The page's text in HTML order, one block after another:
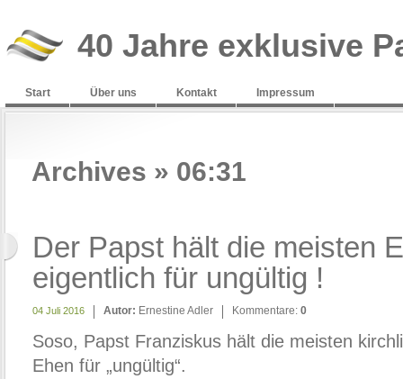
40 Jahre exklusive
Start Über uns Kontakt Impressum
Archives » 06:31
Der Papst hält die meisten
eigentlich für ungültig !
04 Juli 2016 Autor: Ernestine Adler Kommentare: 0
Soso, Papst Franziskus hält die meisten
Ehen für „ungültig“.